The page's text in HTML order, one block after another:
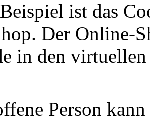
ist das
Der Online-
in den
Person